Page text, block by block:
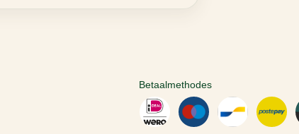
Betaalmethodes